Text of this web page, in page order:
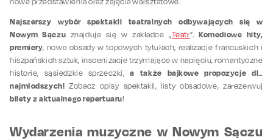
Najszerszy wybór spektakli teatralnych odbywających się w
Nowym Sączu znajduje się w zakładce „Teatr”.Komediowe hity,
premiery, nowe obsady w topowych tytułach, realizacje francuskich i
hiszpańskich sztuk, inscenizacje trzymające w napięciu, romantyczne
historie, sąsiedzkie sprzeczki, a także bajkowe propozycje dla
najmłodszych! Zobacz opisy spektakli, listy obsadowe, zarezerwuj
bilety z aktualnego repertuaru!
Wydarzenia muzyczne w Nowym Sączu